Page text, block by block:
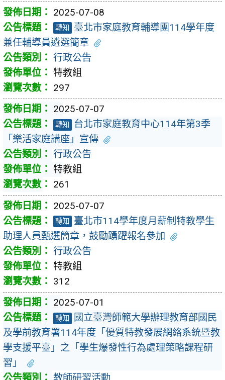
2025-07-08
轉知
臺北市家庭教育輔導團114學年度
兼任輔導員遴選簡章
行政公告
特教組
297
2025-07-07
轉知
台北市家庭教育中心114年第3季
「樂活家庭講座」宣傳
行政公告
特教組
261
2025-07-07
轉知
臺北市114學年度月薪制特教學生
助理人員甄選簡章，鼓勵踴躍報名參加
行政公告
特教組
312
2025-07-01
轉知
國立臺灣師範大學辦理教育部國民
及學前教育署114年度「優質特教發展網絡系統暨教
學支援平臺」之「學生爆發性行為處理策略課程研
習」